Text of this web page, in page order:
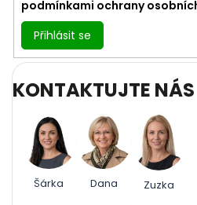
podmínkami ochrany
Přihlásit se
KONTAKTUJTE NÁS
Šárka Dana
Zuzka